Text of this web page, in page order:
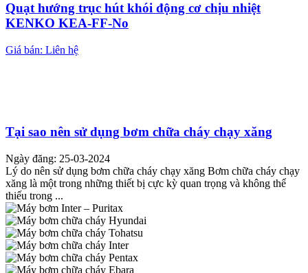
Quạt hướng trục hút khói động cơ chịu nhiệt
KENKO KEA-FF-No
Giá bán: Liên hệ
Tại sao nên sử dụng bơm chữa cháy chạy xăng
Ngày đăng: 25-03-2024
Lý do nên sử dụng bơm chữa cháy chạy xăng Bơm chữa cháy chạy
xăng là một trong những thiết bị cực kỳ quan trọng và không thể
thiếu trong ...